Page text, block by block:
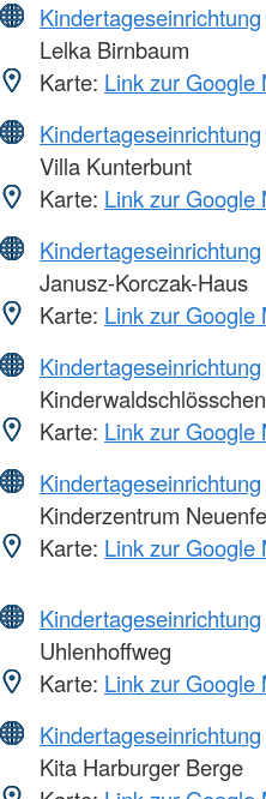
Kindertageseinrichtung
Lelka Birnbaum
Karte: Link zur Google
Kindertageseinrichtung
Villa Kunterbunt
Karte: Link zur Google
Kindertageseinrichtung
Janusz-Korczak-Haus
Karte: Link zur Google
Kindertageseinrichtung
Kinderwaldschlösschen
Karte: Link zur Google
Kindertageseinrichtung
Kinderzentrum
Karte: Link zur Google
Kindertageseinrichtung
Uhlenhoffweg
Karte: Link zur Google
Kindertageseinrichtung
Kita Harburger Berge